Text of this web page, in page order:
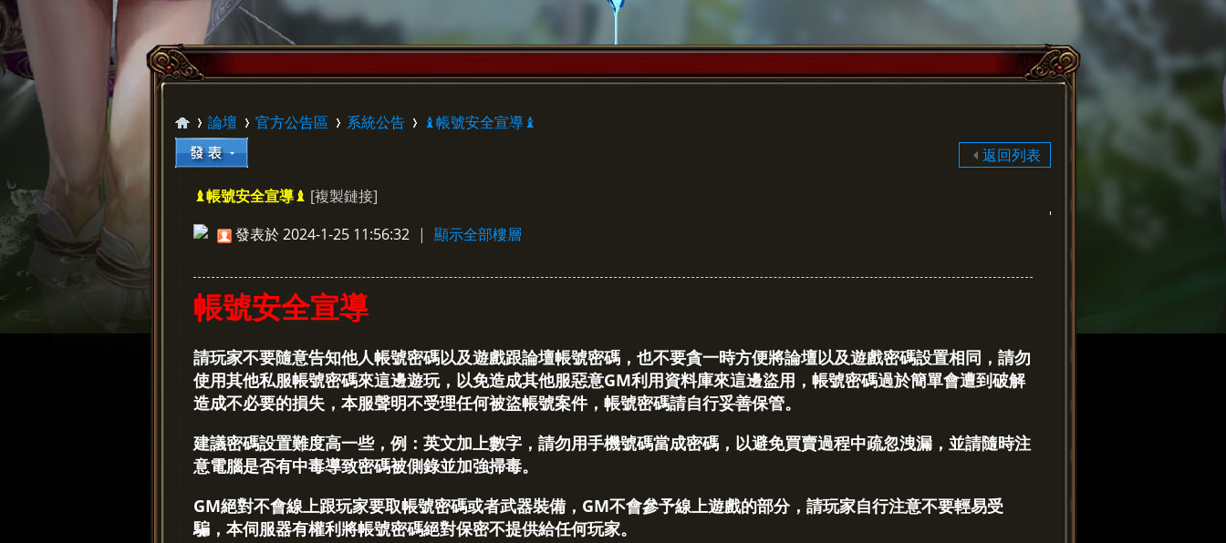
»
論壇
›
官方公告區
›
系統公告
♝帳號安全宣導♝
返回列表
♝帳號安全宣導♝ [複製鏈接]
發表於 2024-1-25 11:56:32 | 顯示全部樓層
帳號安全宣導
請玩家不要隨意告知他人帳號密碼以及遊戲跟論壇帳號密碼，也不要貪一時方便將論壇以及遊戲密碼設置相同，請勿
使用其他私服帳號密碼來這邊遊玩，以免造成其他服惡意GM利用資料庫來這邊盜用，帳號密碼過於簡單會遭到破解
造成不必要的損失，本服聲明不受理任何被盜帳號案件，帳號密碼請自行妥善保管。
建議密碼設置難度高一些，例：英文加上數字，請勿用手機號碼當成密碼，以避免買賣過程中疏忽洩漏，並請隨時注
意電腦是否有中毒導致密碼被側錄並加強掃毒。
GM絕對不會線上跟玩家要取帳號密碼或者武器裝備，GM不會參予線上遊戲的部分，請玩家自行注意不要輕易受
騙，本伺服器有權利將帳號密碼絕對保密不提供給任何玩家。